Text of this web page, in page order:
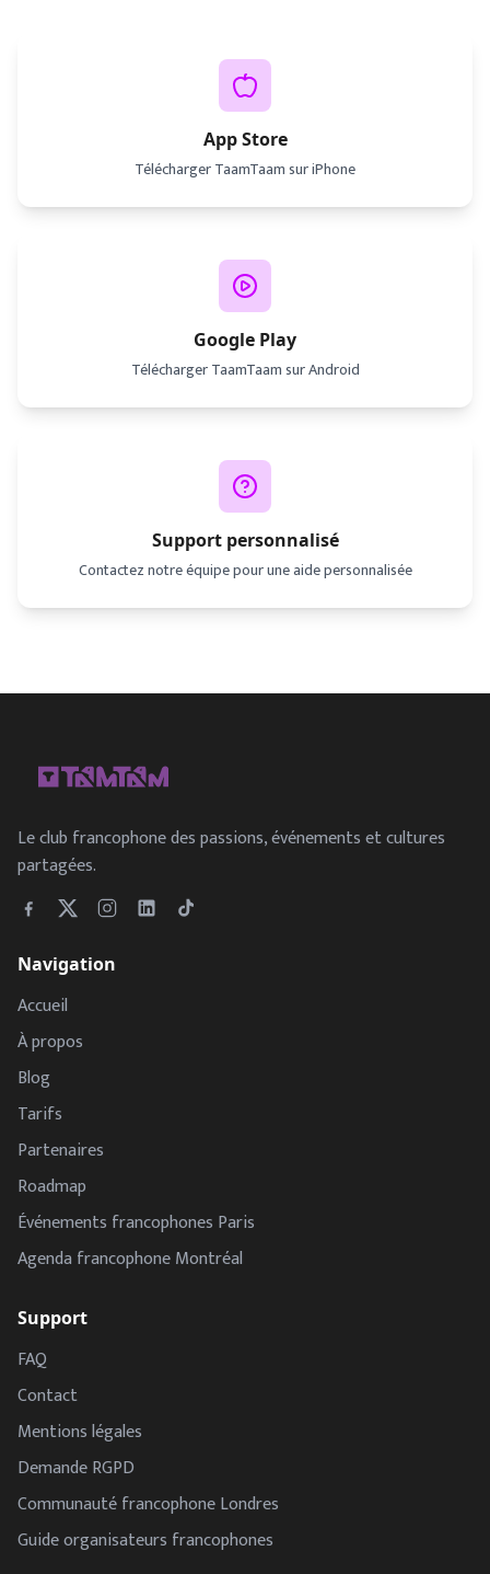
App Store
Télécharger TaamTaam sur iPhone
Google Play
Télécharger TaamTaam sur Android
Support personnalisé
Contactez notre équipe pour une aide personnalisée
Le club francophone des passions, événements et cultures
partagées.
Navigation
Accueil
À propos
Blog
Tarifs
Partenaires
Roadmap
Événements francophones Paris
Agenda francophone Montréal
Support
FAQ
Contact
Mentions légales
Demande RGPD
Communauté francophone Londres
Guide organisateurs francophones